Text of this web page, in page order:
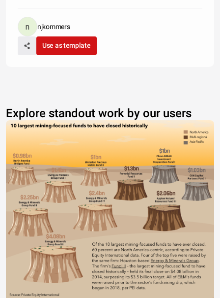
njkommers
Use as template
Explore standout work by our users